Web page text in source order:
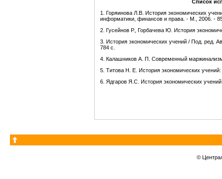
Список
1. Горяинова Л.В. История экономических
информатики, финансов и права. - М., 2006. -
2. Гусейнов Р., Горбачева Ю. История
3. История экономических учений / Под.
784 с.
4. Калашников А. П. Современный
5. Титова Н. Е. История экономических
6. Ядгаров Я.С. История экономических
©